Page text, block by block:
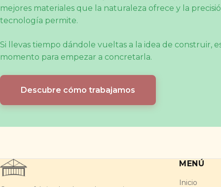
mejores materiales que la naturaleza ofrece y la
tecnología permite.
Si llevas tiempo dándole vueltas a la idea de construir,
momento para empezar a concretarla.
Descubre cómo trabajamos
MENÚ
Inicio